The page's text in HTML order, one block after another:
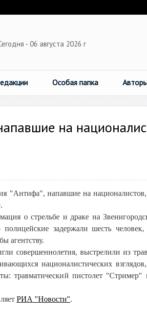
- 06 августа 2026 г
Особая папка
на
"Антифа", напавшие на
о стрельбе и драке на
задержали шесть
агентству.
совершеннолетия, выстрелили из
националистических
травматический пистолет "Стример"
РИА "Новости".